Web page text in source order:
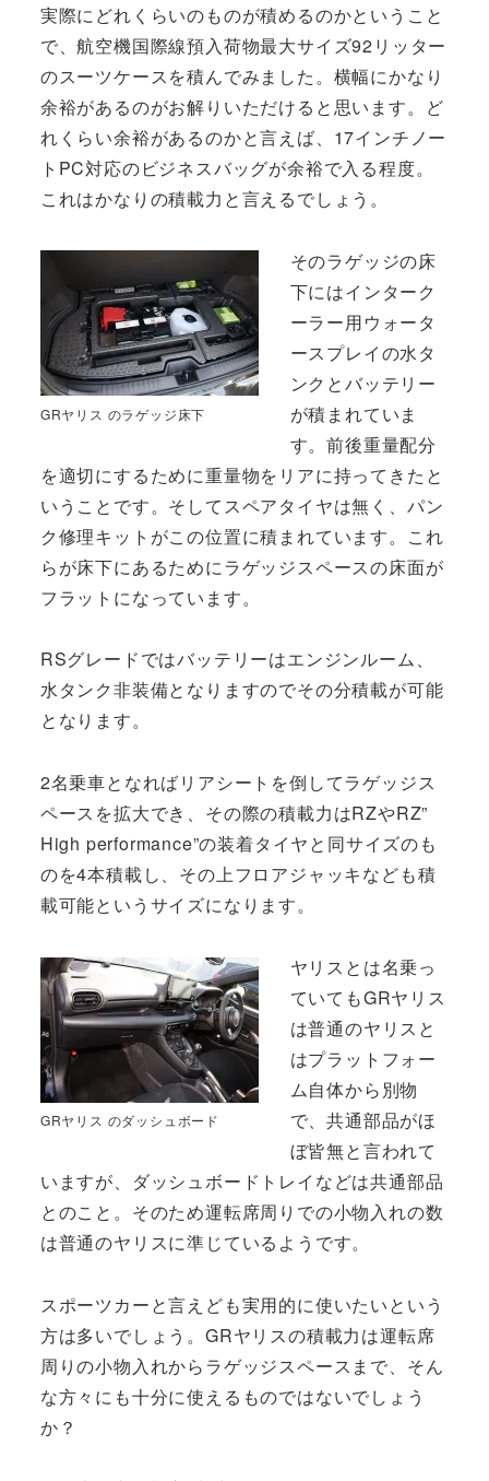
実際にどれくらいのものが積めるのかということ
で、航空機国際線預入荷物最大サイズ92リッター
のスーツケースを積んでみました。横幅にかなり
余裕があるのがお解りいただけると思います。ど
れくらい余裕があるのかと言えば、17インチノー
トPC対応のビジネスバッグが余裕で入る程度。
これはかなりの積載力と言えるでしょう。
GRヤリス のラゲッジ床下
そのラゲッジの床
下にはインターク
ーラー用ウォータ
ースプレイの水タ
ンクとバッテリー
が積まれていま
す。前後重量配分
を適切にするために重量物をリアに持ってきたと
いうことです。そしてスペアタイヤは無く、パン
ク修理キットがこの位置に積まれています。これ
らが床下にあるためにラゲッジスペースの床面が
フラットになっています。
RSグレードではバッテリーはエンジンルーム、
水タンク非装備となりますのでその分積載が可能
となります。
2名乗車となればリアシートを倒してラゲッジス
ペースを拡大でき、その際の積載力はRZやRZ”
High performance”の装着タイヤと同サイズのも
のを4本積載し、その上フロアジャッキなども積
載可能というサイズになります。
GRヤリス のダッシュボード
ヤリスとは名乗っ
ていてもGRヤリス
は普通のヤリスと
はプラットフォー
ム自体から別物
で、共通部品がほ
ぼ皆無と言われて
いますが、ダッシュボードトレイなどは共通部品
とのこと。そのため運転席周りでの小物入れの数
は普通のヤリスに準じているようです。
スポーツカーと言えども実用的に使いたいという
方は多いでしょう。GRヤリスの積載力は運転席
周りの小物入れからラゲッジスペースまで、そん
な方々にも十分に使えるものではないでしょう
か？